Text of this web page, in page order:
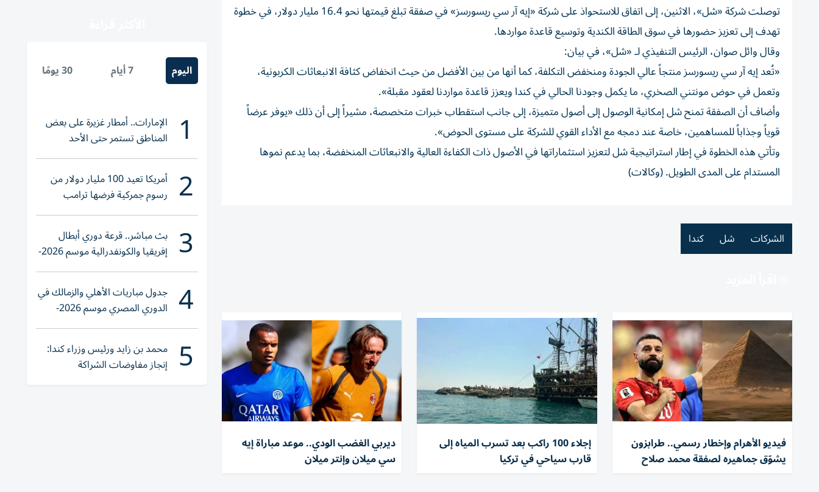
توصلت شركة «شل»، الاثنين، إلى اتفاق للاستحواذ على شركة «إيه آر سي ريسورسز» في صفقة تبلغ قيمتها نحو 16.4 مليار دولار، في خطوة
تهدف إلى تعزيز حضورها في سوق الطاقة الكندية وتوسيع قاعدة مواردها.
وقال وائل صوان، الرئيس التنفيذي لـ «شل»، في بيان:
«تُعد إيه آر سي ريسورسز منتجاً عالي الجودة ومنخفض التكلفة، كما أنها من بين الأفضل من حيث انخفاض كثافة الانبعاثات الكربونية،
وتعمل في حوض مونتني الصخري، ما يكمل وجودنا الحالي في كندا ويعزز قاعدة مواردنا لعقود مقبلة».
وأضاف أن الصفقة تمنح شل إمكانية الوصول إلى أصول متميزة، إلى جانب استقطاب خبرات متخصصة، مشيراً إلى أن ذلك «يوفر عرضاً
قوياً وجذاباً للمساهمين، خاصة عند دمجه مع الأداء القوي للشركة على مستوى الحوض».
وتأتي هذه الخطوة في إطار استراتيجية شل لتعزيز استثماراتها في الأصول ذات الكفاءة العالية والانبعاثات المنخفضة، بما يدعم نموها
المستدام على المدى الطويل. (وكالات)
الشركات شل كندا
فيديو الأهرام وإخطار رسمي.. طرابزون
يشوّق جماهيره لصفقة محمد صلاح
إجلاء 100 راكب بعد تسرب المياه إلى
قارب سياحي في تركيا
ديربي الغضب الودي.. موعد مباراة إيه
سي ميلان وإنتر ميلان
اليوم 7 أيام 30 يومًا
1 الإمارات.. أمطار غزيرة على بعض
المناطق تستمر حتى الأحد
2 أمريكا تعيد 100 مليار دولار من
رسوم جمركية فرضها ترامب
3 بث مباشر.. قرعة دوري أبطال
إفريقيا والكونفدرالية موسم 2026-
2027
4 جدول مباريات الأهلي والزمالك في
الدوري المصري موسم 2026-
2027
5 محمد بن زايد ورئيس وزراء كندا:
إنجاز مفاوضات الشراكة